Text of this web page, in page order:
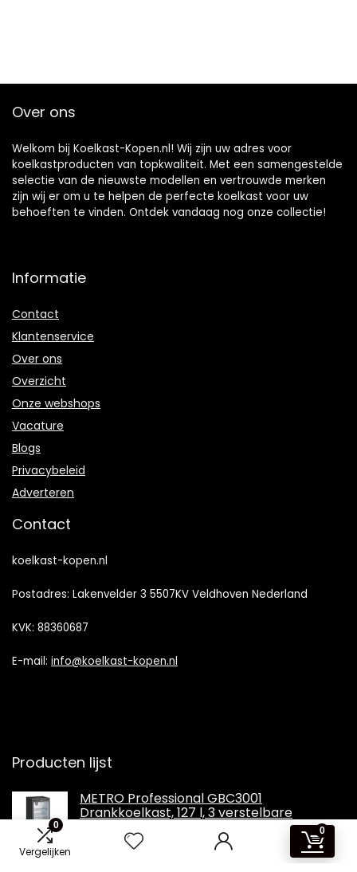
0
Vergelijken
0
Over ons
Welkom bij Koelkast-Kopen.nl! Wij zijn uw adres voor
koelkastproducten van topkwaliteit. Met een samengestelde
selectie van de nieuwste modellen en vertrouwde merken
zijn wij er om u te helpen de perfecte koelkast voor uw
behoeften te vinden. Ontdek vandaag nog onze collectie!
Informatie
Contact
Klantenservice
Over ons
Overzicht
Onze webshops
Vacature
Blogs
Privacybeleid
Adverteren
Contact
koelkast-kopen.nl
Postadres: Lakenvelder 3 5507KV Veldhoven Nederland
KVK: 88360687
E-mail: info@koelkast-kopen.nl
Producten lijst
METRO Professional GBC3001
Drankkoelkast, 127 l, 3 verstelbare
planken, glazen deur, ledverlichting,
afsluitbaar, zwart